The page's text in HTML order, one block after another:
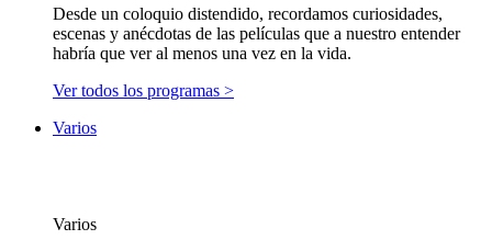
Desde un coloquio distendido, recordamos curiosidades,
escenas y anécdotas de las películas que a nuestro entender
habría que ver al menos una vez en la vida.
Ver todos los programas >
Varios
Varios